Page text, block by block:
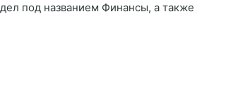
под названием Финансы, а также